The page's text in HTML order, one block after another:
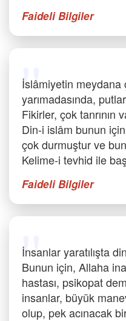
Faideli Bilgiler
İslâmiyetin meydana
yarımadasında,
Fikirler, çok tanrının
Din-i islâm bunun
çok durmuştur ve
Kelime-i tevhid ile
Faideli Bilgiler
İnsanlar yaratılışta
Bunun için, Allaha
hastası, psikopat
insanlar, büyük
olup, pek acınacak